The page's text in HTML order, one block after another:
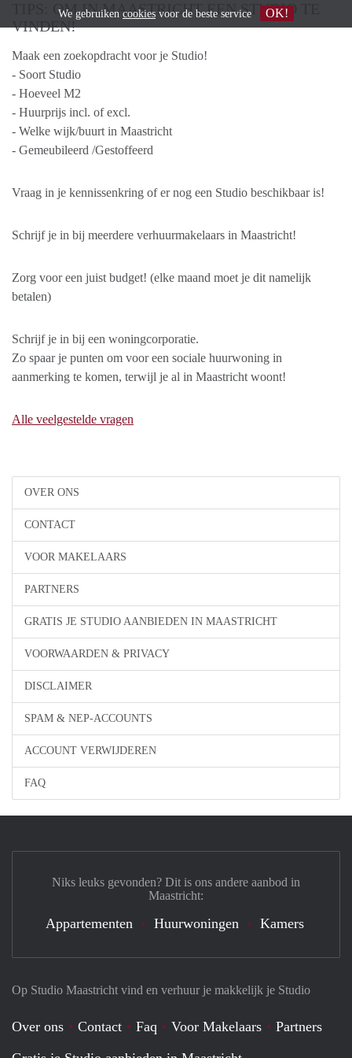
OVER ONS
CONTACT
VOOR MAKELAARS
PARTNERS
GRATIS JE STUDIO AANBIEDEN IN MAASTRICHT
VOORWAARDEN & PRIVACY
DISCLAIMER
SPAM & NEP-ACCOUNTS
ACCOUNT VERWIJDEREN
FAQ
TIPS: OM IN MAASTRICHT EEN STUDIO TE
VINDEN!
Maak een zoekopdracht voor je Studio!
- Soort Studio
- Hoeveel M2
- Huurprijs incl. of excl.
- Welke wijk/buurt in Maastricht
- Gemeubileerd /Gestoffeerd
Vraag in je kennissenkring of er nog een Studio beschikbaar is!
Schrijf je in bij meerdere verhuurmakelaars in Maastricht!
Zorg voor een juist budget! (elke maand moet je dit namelijk
betalen)
Schrijf je in bij een woningcorporatie.
Zo spaar je punten om voor een sociale huurwoning in
aanmerking te komen, terwijl je al in Maastricht woont!
Alle veelgestelde vragen
Op Studio Maastricht vind en verhuur je makkelijk je Studio
Over ons Contact Faq Voor Makelaars
Partners
Niks leuks gevonden? Dit is ons andere aanbod in
Maastricht:
Appartementen Huurwoningen Kamers
We gebruiken cookies voor de beste service OK!